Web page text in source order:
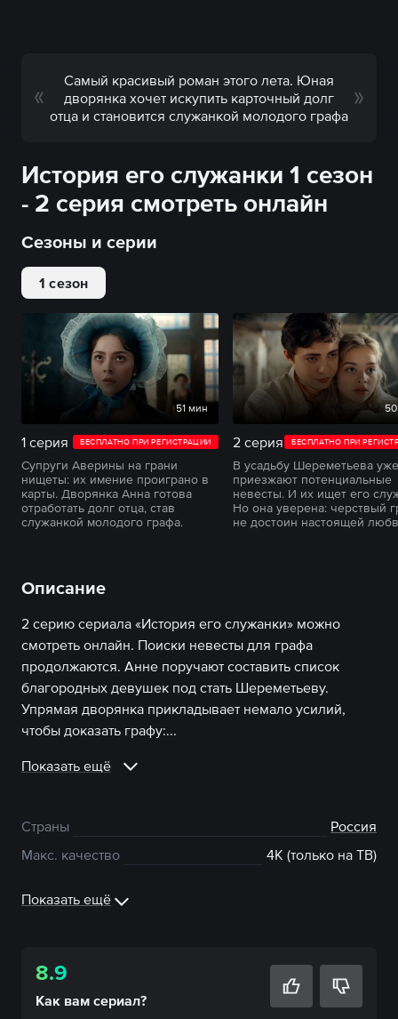
Самый красивый роман этого лета. Юная
дворянка хочет искупить карточный долг
отца и становится служанкой молодого графа
История его служанки 1 сезон
- 2 серия смотреть онлайн
Сезоны и серии
1 сезон
51 мин
1 серия БЕСПЛАТНО ПРИ РЕГИСТРАЦИИ
Супруги Аверины на грани
нищеты: их имение проиграно в
карты. Дворянка Анна готова
отработать долг отца, став
служанкой молодого графа.
2 серия БЕСПЛАТНО ПРИ
В усадьбу Шереметьева уже
приезжают потенциальные
невесты. И их ищет его
Но она уверена: черствый
не достоин настоящей
Описание
2 серию сериала «История его служанки» можно
смотреть онлайн. Поиски невесты для графа
продолжаются. Анне поручают составить список
благородных девушек под стать Шереметьеву.
Упрямая дворянка прикладывает немало усилий,
чтобы доказать графу:...
Показать ещё
Страны
Россия
Макс. качество
4К (только на ТВ)
Показать ещё
8.9
Как вам сериал?